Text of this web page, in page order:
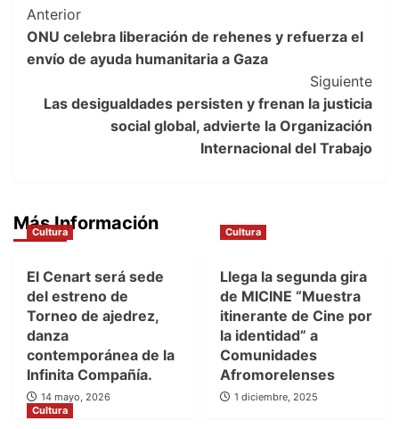
Post
Navigation
Anterior
ONU celebra liberación de rehenes y refuerza el
envío de ayuda humanitaria a Gaza
Siguiente
Las desigualdades persisten y frenan la justicia
social global, advierte la Organización
Internacional del Trabajo
Más Información
Cultura
El Cenart será sede
del estreno de
Torneo de ajedrez,
danza
contemporánea de la
Infinita Compañía.
14 mayo, 2026
Cultura
Llega la segunda gira
de MICINE “Muestra
itinerante de Cine por
la identidad” a
Comunidades
Afromorelenses
1 diciembre, 2025
Cultura